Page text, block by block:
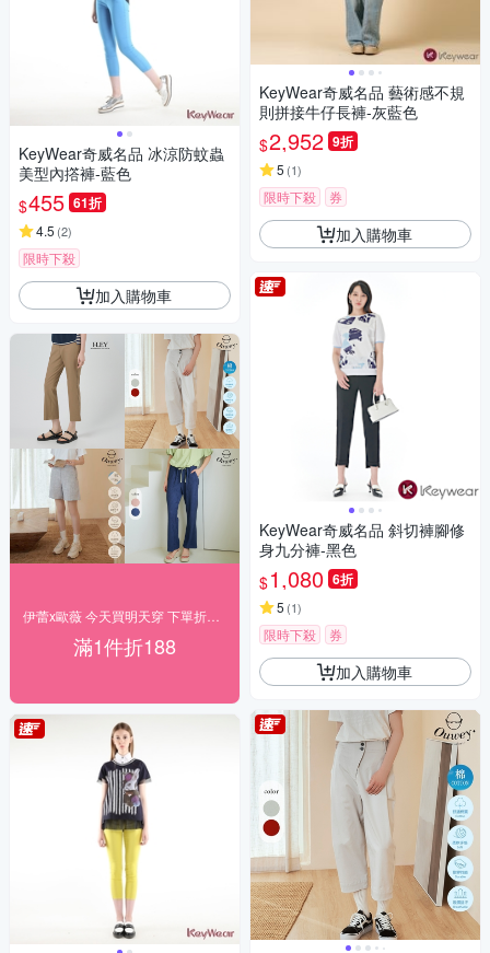
KeyWear奇威名品 冰涼防蚊蟲
美型內撘褲-藍色
$455 61折
4.5 (2)
限時下殺
加入購物車
滿1件折188
KeyWear奇威名品 藝術感不規
則拼接牛仔長褲-灰藍色
$2,952 9折
5 (1)
限時下殺 券
加入購物車
KeyWear奇威名品 斜切褲腳修
身九分褲-黑色
$1,080 6折
5 (1)
限時下殺 券
加入購物車